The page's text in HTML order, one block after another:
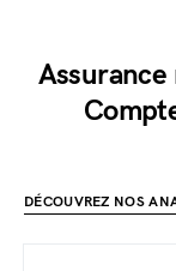
Assurance
DÉCOUVREZ NOS